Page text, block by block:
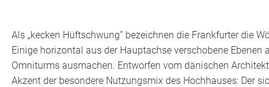
Als „kecken Hüftschwung” bezeichnen die Frankfurter die
Einige horizontal aus der Hauptachse verschobene
Omniturms ausmachen. Entworfen vom dänischen
Akzent der besondere Nutzungsmix des Hochhauses: Der